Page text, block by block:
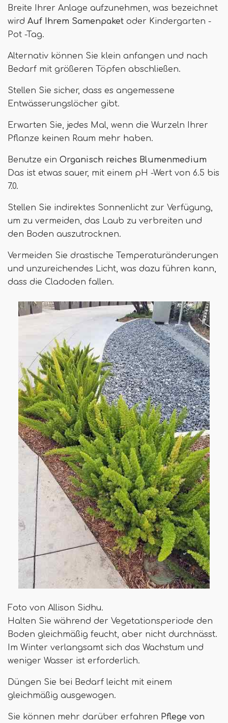
Breite Ihrer Anlage aufzunehmen, was bezeichnet
wird Auf Ihrem Samenpaket oder Kindergarten -
Pot -Tag.
Alternativ können Sie klein anfangen und nach
Bedarf mit größeren Töpfen abschließen.
Stellen Sie sicher, dass es angemessene
Entwässerungslöcher gibt.
Erwarten Sie, jedes Mal, wenn die Wurzeln Ihrer
Pflanze keinen Raum mehr haben.
Benutze ein Organisch reiches Blumenmedium
Das ist etwas sauer, mit einem pH -Wert von 6.5 bis
7.0.
Stellen Sie indirektes Sonnenlicht zur Verfügung,
um zu vermeiden, das Laub zu verbreiten und
den Boden auszutrocknen.
Vermeiden Sie drastische Temperaturänderungen
und unzureichendes Licht, was dazu führen kann,
dass die Cladoden fallen.
Foto von Allison Sidhu.
Halten Sie während der Vegetationsperiode den
Boden gleichmäßig feucht, aber nicht durchnässt.
Im Winter verlangsamt sich das Wachstum und
weniger Wasser ist erforderlich.
Düngen Sie bei Bedarf leicht mit einem
gleichmäßig ausgewogen.
Sie können mehr darüber erfahren Pflege von